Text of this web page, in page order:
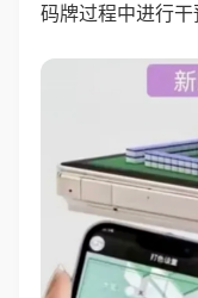
码牌过程中进行干